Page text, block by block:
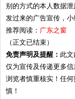
别的方式的本人数据
发过来的广告宣传，小
推荐阅读： 广东之窗
（正文已结束）
免责声明及提醒： 此
仅为宣传及传递更多
浏览者慎重核实！任
慎！